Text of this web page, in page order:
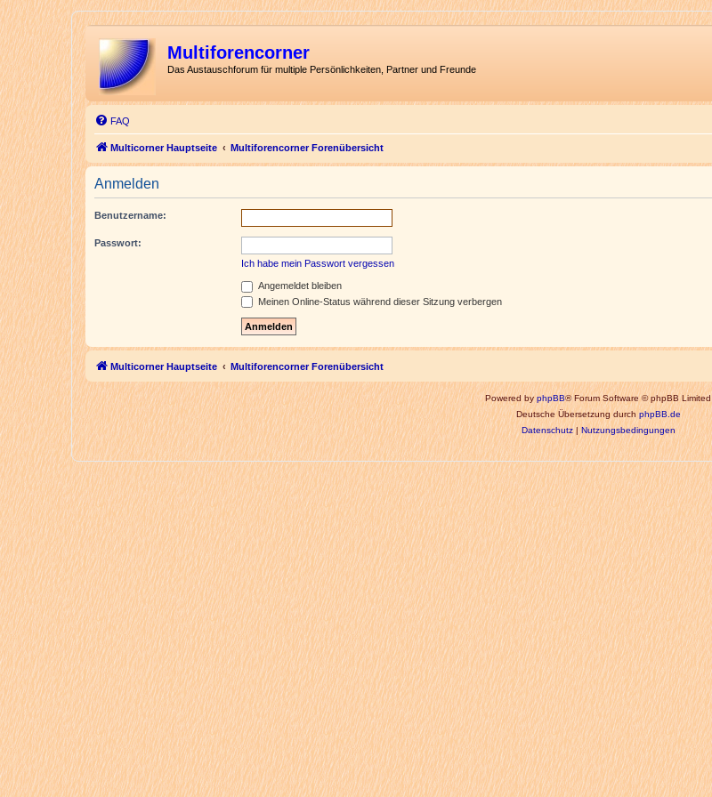
Multiforencorner
Das Austauschforum für multiple Persönlichkeiten, Partner und Freunde
FAQ
Multicorner Hauptseite Multiforencorner Forenübersicht
Anmelden
Benutzername:
Passwort:
Ich habe mein Passwort vergessen
Angemeldet bleiben
Meinen Online-Status während dieser Sitzung verbergen
Multicorner Hauptseite Multiforencorner Forenübersicht
Powered byphpBB® Forum Software © phpBB Limited
Deutsche Übersetzung durchphpBB.de
Datenschutz|Nutzungsbedingungen